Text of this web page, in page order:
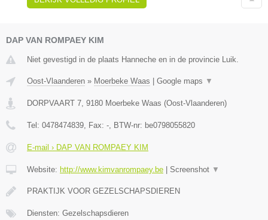
DAP VAN ROMPAEY KIM
Niet gevestigd in de plaats Hanneche en in de provincie Luik.
Oost-Vlaanderen » Moerbeke Waas Google maps ▼
DORPVAART 7, 9180 Moerbeke Waas (Oost-Vlaanderen)
Tel: 0478474839, Fax: -, BTW-nr: be0798055820
E-mail › DAP VAN ROMPAEY KIM
Website: http://www.kimvanrompaey.be Screenshot ▼
PRAKTIJK VOOR GEZELSCHAPSDIEREN
Diensten: Gezelschapsdieren